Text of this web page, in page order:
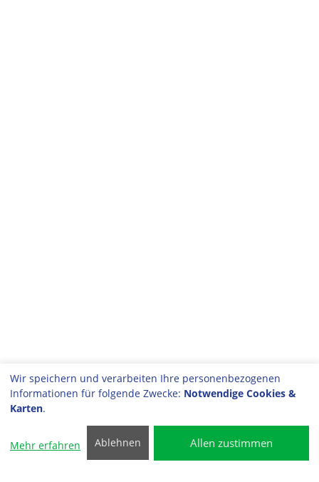
Wir speichern und verarbeiten Ihre personenbezogenen
Informationen für folgende Zwecke: Notwendige Cookies &
Karten.
Mehr erfahren Ablehnen Allen zustimmen